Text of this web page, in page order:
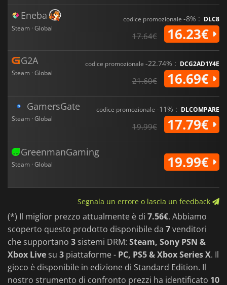
Eneba
Steam · Global
codice promozionale -8% : DLC8
17.64€ 16.23€
G2A
Steam · Global
codice promozionale -22.74% : DCG2AD1Y4E
21.60€ 16.69€
GamersGate
Steam · Global
codice promozionale -11% : DLCOMPARE
19.99€ 17.79€
GreenmanGaming
Steam · Global 19.99€
Segnala un errore o lascia un feedback
(*) Il miglior prezzo attualmente è di 7.56€. Abbiamo
scoperto questo prodotto disponibile da 7venditori
che supportano 3 sistemi DRM: Steam, Sony PSN &
Xbox Live su 3 piattaforme - PC, PS5 & Xbox Series X. Il
gioco è disponibile in edizione di Standard Edition. Il
nostro strumento di confronto prezzi ha identificato 10